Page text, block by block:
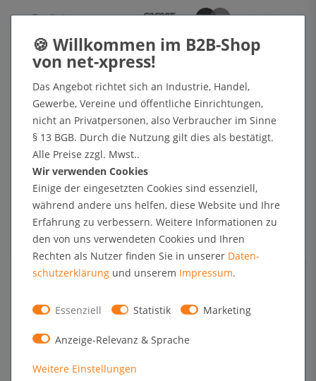
+ Sichere Zahlungsarten mit Käuferschutz oder Zahlung nach Erhalt der Ware auf Rechnung
Kundenrezensionen
Angaben zur Produktsicherheit
Kundenrezensionen
0
Das Angebot richtet sich an Industrie, Handel,
Gewerbe, Vereine und öffentliche Einrichtungen,
nicht an Privatpersonen, also Verbraucher im Sinne
§ 13 BGB. Durch die Nutzung gilt dies als bestätigt.
Alle Preise zzgl. Mwst..
Wir verwenden Cookies
Einige der eingesetzten Cookies sind essenziell,
während andere uns helfen, diese Website und Ihre
Erfahrung zu verbessern. Weitere Informationen zu
den von uns verwendeten Cookies und Ihren
Rechten als Nutzer finden Sie in unserer Daten­
schutz­erklärung und unserem Impressum.
Essenziell Statistik Marketing
Anzeige-Relevanz & Sprache
Weitere Einstellungen